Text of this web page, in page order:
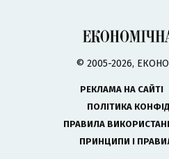
© 2005-2026,
РЕКЛАМА НА САЙТІ
ПОЛІТИКА
ПРАВИЛА
ПРИНЦИПИ І